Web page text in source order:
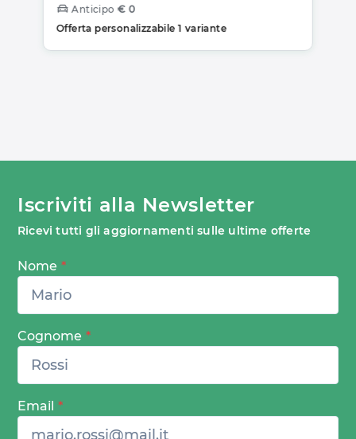
Anticipo € 0
Offerta personalizzabile 1 variante
Iscriviti alla Newsletter
Ricevi tutti gli aggiornamenti sulle ultime offerte
Nome *
Cognome *
Email *